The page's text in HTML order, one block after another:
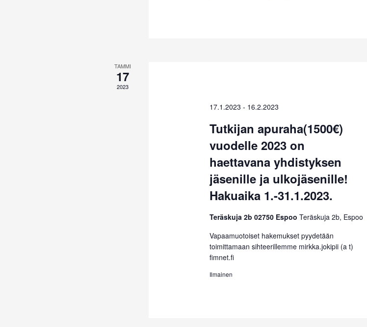
TAMMI
17
2023
17.1.2023 - 16.2.2023
Tutkijan apuraha(1500€)
vuodelle 2023 on
haettavana yhdistyksen
jäsenille ja ulkojäsenille!
Hakuaika 1.-31.1.2023.
Teräskuja 2b 02750 Espoo Teräskuja 2b, Espoo
Vapaamuotoiset hakemukset pyydetään
toimittamaan sihteerillemme mirkka.jokipii (a t)
fimnet.fi
Ilmainen